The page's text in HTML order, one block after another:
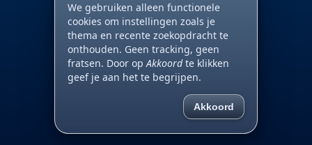
We gebruiken alleen functionele
cookies om instellingen zoals je
thema en recente zoekopdracht te
onthouden. Geen tracking, geen
fratsen. Door opAkkoordte klikken
geef je aan het te begrijpen.
Akkoord